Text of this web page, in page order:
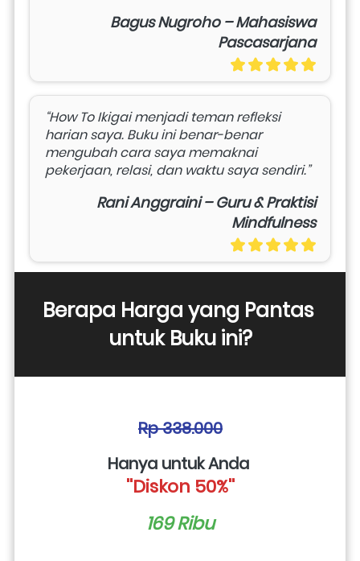
Bagus Nugroho – Mahasiswa
Pascasarjana
“How To Ikigai menjadi teman refleksi
harian saya. Buku ini benar-benar
mengubah cara saya memaknai
pekerjaan, relasi, dan waktu saya sendiri.”
Rani Anggraini – Guru & Praktisi
Mindfulness
Berapa Harga yang Pantas
untuk Buku ini?
Rp 338.000
Hanya untuk Anda
''Diskon 50%''
169 Ribu